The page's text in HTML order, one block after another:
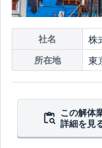
社名 株
所在地 東
この解体
詳細を見